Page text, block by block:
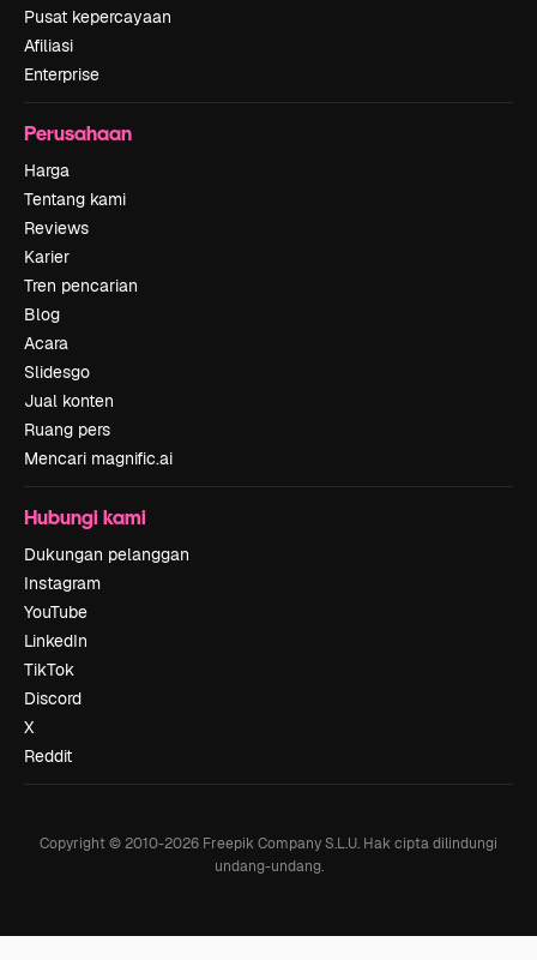
Pusat kepercayaan
Afiliasi
Enterprise
Perusahaan
Harga
Tentang kami
Reviews
Karier
Tren pencarian
Blog
Acara
Slidesgo
Jual konten
Ruang pers
Mencari magnific.ai
Hubungi kami
Dukungan pelanggan
Instagram
YouTube
LinkedIn
TikTok
Discord
X
Reddit
Copyright © 2010-2026 Freepik Company S.L.U. Hak cipta dilindungi
undang-undang.